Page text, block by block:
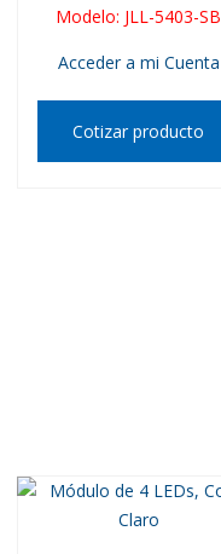
Modelo: JLL-5403-SB
Acceder a mi Cuenta
Cotizar producto